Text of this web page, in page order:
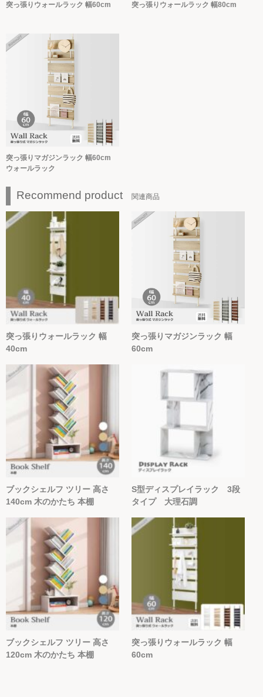
突っ張りウォールラック 幅60cm 突っ張りウォールラック 幅80cm
突っ張りマガジンラック 幅60cm
ウォールラック
Recommend product 関連商品
突っ張りウォールラック 幅
40cm
突っ張りマガジンラック 幅
60cm
ブックシェルフ ツリー 高さ
140cm 木のかたち 本棚
S型ディスプレイラック 3段
タイプ 大理石調
ブックシェルフ ツリー 高さ
120cm 木のかたち 本棚
突っ張りウォールラック 幅
60cm